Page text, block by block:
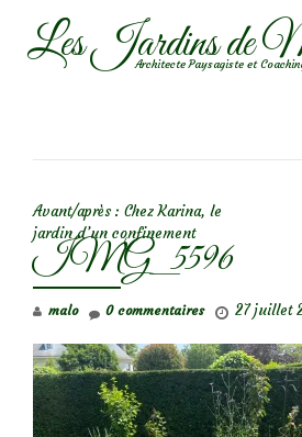
AllerLes Jardins de
Architecte Paysagiste et
Avant/après : Chez Karina, le
jardin d’un confinement
IMG_5596
malo 27 juillet
0 commentaires